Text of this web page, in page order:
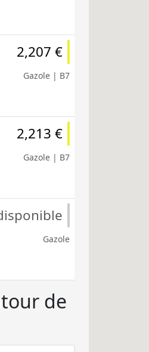
2,207 €
Gazole | B7
2,213 €
Gazole | B7
Gazole
de